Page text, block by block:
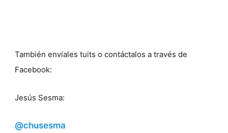
También envíales tuits o contáctalos a través de
Facebook:
Jesús Sesma:
@chusesma